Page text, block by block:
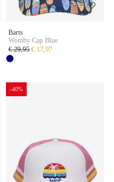
Barts
Womby Cap Blue
€ 29,95 € 17,97
-40%